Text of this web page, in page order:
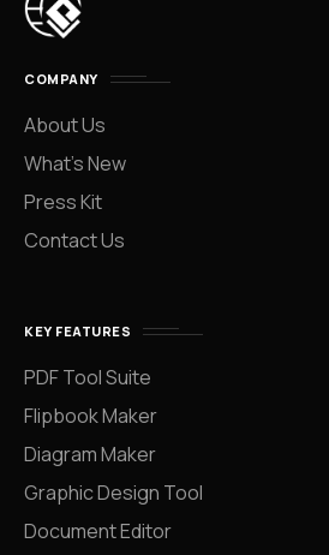
COMPANY
About Us
What’s New
Press Kit
Contact Us
KEY FEATURES
PDF Tool Suite
Flipbook Maker
Diagram Maker
Graphic Design Tool
Document Editor